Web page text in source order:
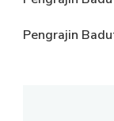
Pengrajin